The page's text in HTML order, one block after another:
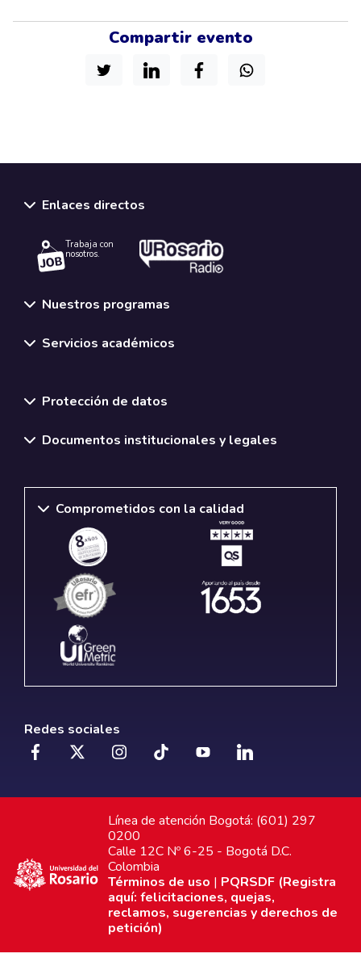
Compartir evento
Enlaces directos
Trabaja con
nosotros.
Nuestros programas
Servicios académicos
Protección de datos
Documentos institucionales y legales
Comprometidos con la calidad
Redes sociales
Línea de atención Bogotá: (601) 297
0200
Calle 12C Nº 6-25 - Bogotá D.C.
Colombia
Términos de uso | PQRSDF (Registra
aquí: felicitaciones, quejas,
reclamos, sugerencias y derechos de
petición)